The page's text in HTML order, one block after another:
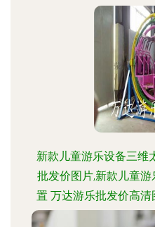
新款儿童游乐设备三维
批发价图片,新款儿童
置 万达游乐批发价高